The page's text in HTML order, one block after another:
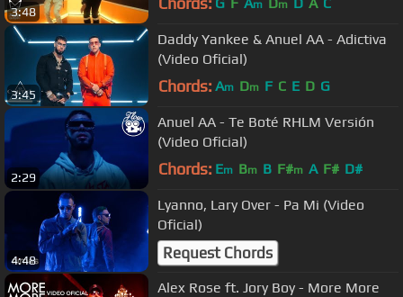
3:48
m m
3:45
Daddy Yankee & Anuel AA - Adictiva
(Video Oficial)
Chords: Am Dm F C E D G
2:29
Anuel AA - Te Boté RHLM Versión
(Video Oficial)
Chords: Em Bm B F#m A F# D#
4:48
Lyanno, Lary Over - Pa Mi (Video
Oficial)
Request Chords
Alex Rose ft. Jory Boy - More More